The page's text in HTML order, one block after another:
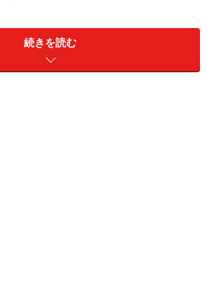
すっきりと収まり、大人世代の日常
やかさを備えています。
続きを読む